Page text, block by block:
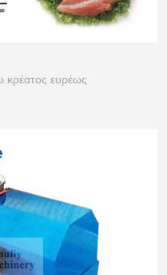
ευρέως